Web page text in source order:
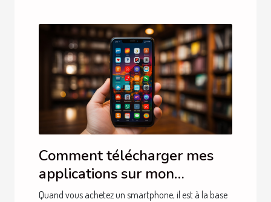
Comment télécharger mes
applications sur mon
smartphone?
Quand vous achetez un smartphone, il est à la base